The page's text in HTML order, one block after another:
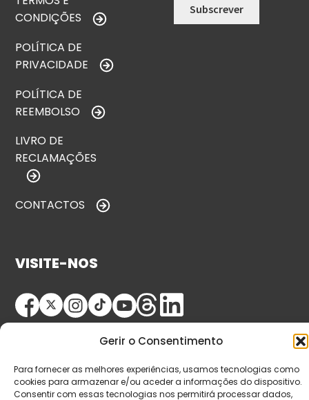
Gerir o Consentimento
Para fornecer as melhores experiências, usamos tecnologias como
cookies para armazenar e/ou aceder a informações do dispositivo.
Consentir com essas tecnologias nos permitirá processar dados,
CONDIÇÕES
POLÍTICA DE
PRIVACIDADE
POLÍTICA DE
REEMBOLSO
LIVRO DE
RECLAMAÇÕES
CONTACTOS
VISITE-NOS